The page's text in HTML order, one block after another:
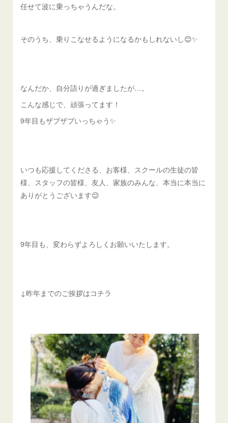
任せて波に乗っちゃうんだな。
そのうち、乗りこなせるようになるかもしれないし😊✨
なんだか、自分語りが過ぎましたが…。
こんな感じで、頑張ってます！
9年目もザブザブいっちゃう✨
いつも応援してくださる、お客様、スクールの生徒の皆
様、スタッフの皆様、友人、家族のみんな、本当に本当に
ありがとうございます😌
9年目も、変わらずよろしくお願いいたします。
↓昨年までのご挨拶はコチラ